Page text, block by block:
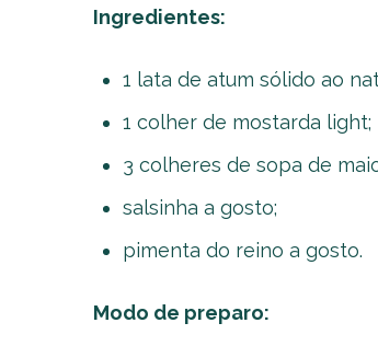
Ingredientes:
1 lata de atum sólido ao
1 colher de mostarda light;
3 colheres de sopa de
salsinha a gosto;
pimenta do reino a gosto.
Modo de preparo: